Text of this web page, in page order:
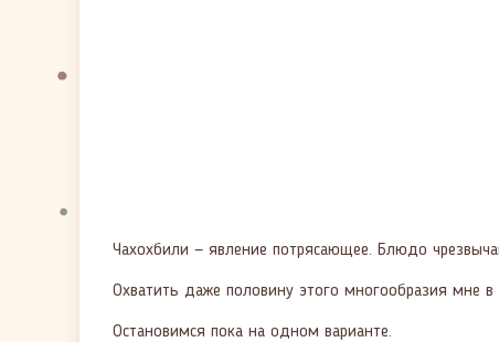
Чахохбили — явление потрясающее. Блюдо
Охватить даже половину этого многообразия мне
Остановимся пока на одном варианте.